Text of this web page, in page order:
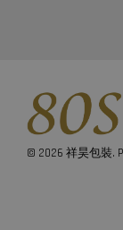
© 2026 祥昊包裝.